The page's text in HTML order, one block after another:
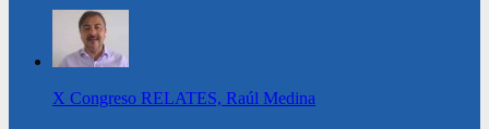
X Congreso RELATES, Raúl Medina